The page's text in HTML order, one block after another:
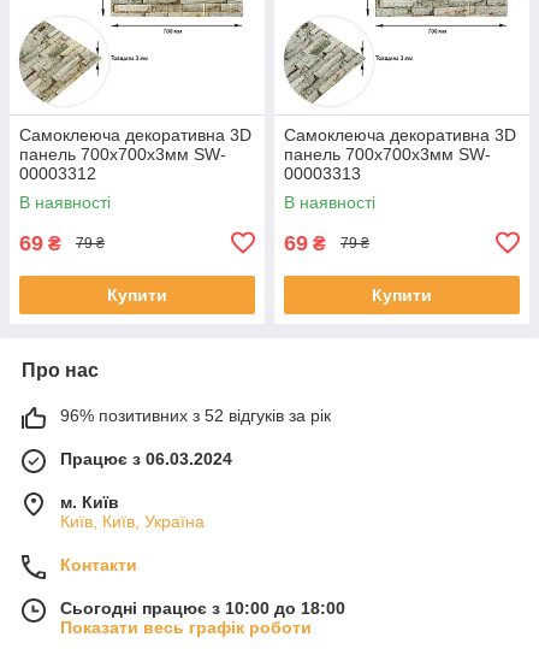
Самоклеюча декоративна 3D
панель 700х700х3мм SW-
00003312
В наявності
69 ₴ 79 ₴
Купити
Самоклеюча декоративна 3D
панель 700х700х3мм SW-
00003313
В наявності
69 ₴ 79 ₴
Купити
Про нас
96% позитивних з 52 відгуків за рік
Працює з 06.03.2024
м. Київ
Київ, Київ, Україна
Контакти
Сьогодні працює з 10:00 до 18:00
Показати весь графік роботи